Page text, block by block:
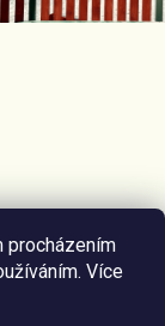
procházením
Více